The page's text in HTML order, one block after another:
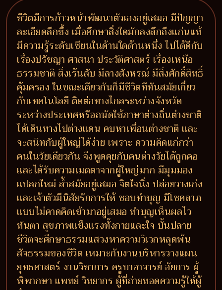
ชีวิตมีการก้าวหน้าพัฒนาตัวเองอยู่เสมอ มีปัญญา
ละเอียดลึกซึ้ง เมื่อศึกษาสิ่งใดมักลงลึกถึงแก่นแท้
มีความรู้ระดับเซียนในด้านใดด้านหนึ่ง ไปได้ดีกับ
เรื่องปรัชญา ศาสนา ประวัติศาสตร์ เรื่องเหนือ
ธรรมชาติ สิ่งเร้นลับ มีลางสังหรณ์ มีสิ่งศักดิ์สิทธิ์
คุ้มครอง ในขณะเดียวกันก็มีชีวิตทีทันสมัยเกี่ยว
กับเทคโนโลยี ติดต่อทางไกลระหว่างจังหวัด
ระหว่างประเทศหรือถนัดใช้ภาษาต่างถิ่นต่างชาติ
ได้เดินทางไปต่างแดน คบหาเพื่อนต่างชาติ และ
จะสนิทกับผู้ใหญ่ได้ง่าย เพราะ ความคิดแก่กว่า
คนในวัยเดียวกัน จึงพูดคุยกับคนต่างวัยได้ถูกคอ
และได้รับความเมตตาจากผู้ใหญ่มาก มีมุมมอง
แปลกใหม่ ล้ำสมัยอยู่เสมอ จิตใจนิ่ง ปล่อยวางเก่ง
และเจ้าตัวมีนิสัยรักการให้ ชอบทำบุญ มีโชคลาภ
แบบไม่คาดคิดเข้ามาอยู่เสมอ ทำบุญเห็นผลไว
ทันตา สุขภาพแข็งแรงทั้งกายและใจ บั้นปลาย
ชีวิตจะศึกษาธรรมแสวงหาความวิเวกหลุดพ้น
สัจธรรมของชีวิต เหมาะกับงานบริหารวางแผน
ยุทธศาสตร์ งานวิชาการ ครูบาอาจารย์ อัยการ ผู้
พิพากษา แพทย์ วิทยากร ผู้ที่ถ่ายทอดความรู้ให้ผู้